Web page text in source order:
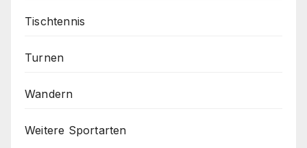
Tischtennis
Turnen
Wandern
Weitere Sportarten